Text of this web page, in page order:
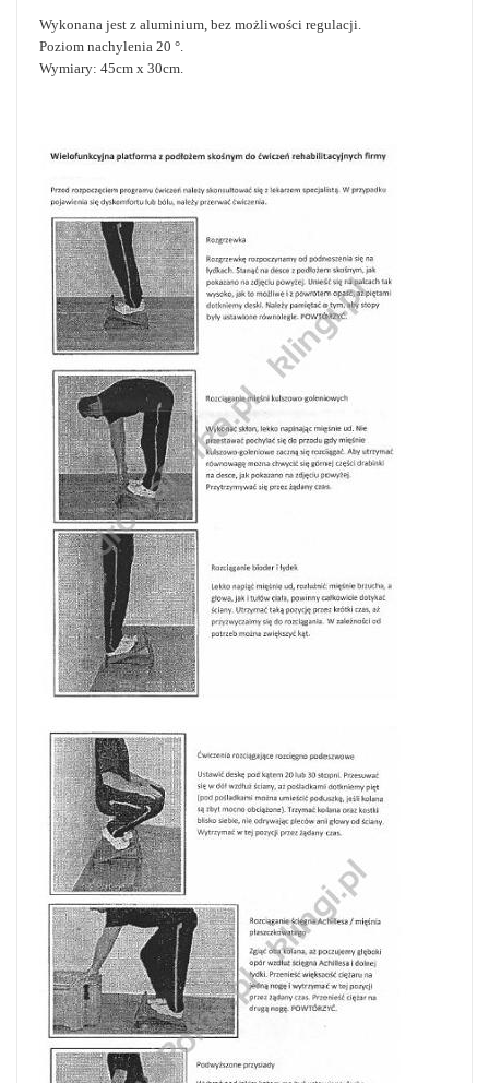
Wykonana jest z aluminium, bez możliwości regulacji.
Poziom nachylenia 20 °.
Wymiary: 45cm x 30cm.